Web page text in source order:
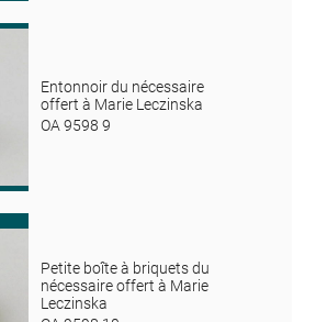
Entonnoir du nécessaire
offert à Marie Leczinska
OA 9598 9
Petite boîte à briquets du
nécessaire offert à Marie
Leczinska